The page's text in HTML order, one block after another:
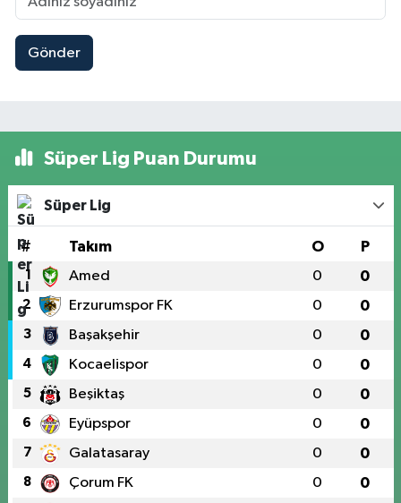
Gönder
Süper Lig Puan Durumu
Süper Lig
# Takım O P
1 Amed 0 0
2 Erzurumspor FK 0 0
3 Başakşehir 0 0
4 Kocaelispor 0 0
5 Beşiktaş 0 0
6 Eyüpspor 0 0
7 Galatasaray 0 0
8 Çorum FK 0 0